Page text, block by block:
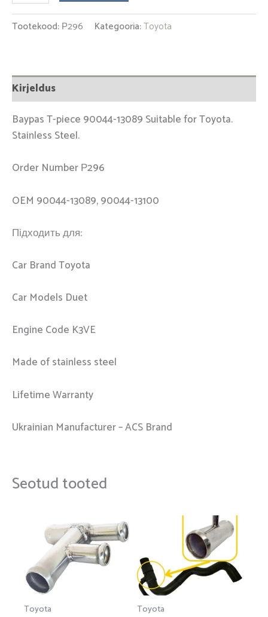
Tootekood: Р296 Kategooria:Toyota
Kirjeldus
Baypas T-piece 90044-13089 Suitable for Toyota.
Stainless Steel.
Order Number Р296
OEM 90044-13089, 90044-13100
Підходить для:
Car Brand Toyota
Car Models Duet
Engine Code K3VE
Made of stainless steel
Lifetime Warranty
Ukrainian Manufacturer – ACS Brand
Seotud tooted
Toyota Toyota